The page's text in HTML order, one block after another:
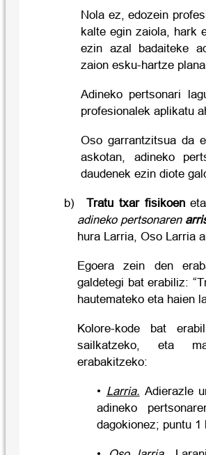
Nola ez, edozein
kalte egin zaiola, hark
ezin azal badaiteke
zaion esku-hartze
Adineko pertsonari
profesionalek aplikatu
Oso garrantzitsua da
askotan, adineko
daudenek ezin diote
b) Tratu txar fisikoeneta
adineko pertsonaren
hura Larria, Oso Larria
Egoera zein den
galdetegi bat erabiliz:
hautemateko eta haien
Kolore-kode bat
sailkatzeko, eta
erabakitzeko:
• Larria. Adierazle
adineko
dagokionez; puntu 1